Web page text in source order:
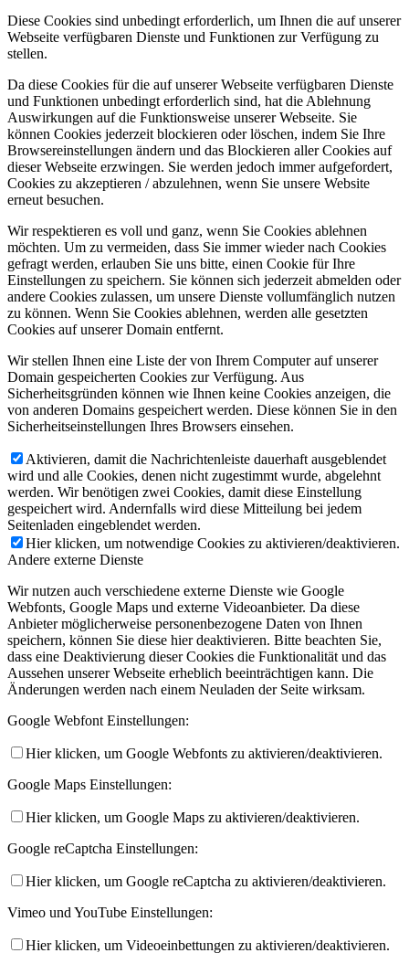
Diese Cookies sind unbedingt erforderlich, um Ihnen die auf unserer
Webseite verfügbaren Dienste und Funktionen zur Verfügung zu
stellen.
Da diese Cookies für die auf unserer Webseite verfügbaren Dienste
und Funktionen unbedingt erforderlich sind, hat die Ablehnung
Auswirkungen auf die Funktionsweise unserer Webseite. Sie
können Cookies jederzeit blockieren oder löschen, indem Sie Ihre
Browsereinstellungen ändern und das Blockieren aller Cookies auf
dieser Webseite erzwingen. Sie werden jedoch immer aufgefordert,
Cookies zu akzeptieren / abzulehnen, wenn Sie unsere Website
erneut besuchen.
Wir respektieren es voll und ganz, wenn Sie Cookies ablehnen
möchten. Um zu vermeiden, dass Sie immer wieder nach Cookies
gefragt werden, erlauben Sie uns bitte, einen Cookie für Ihre
Einstellungen zu speichern. Sie können sich jederzeit abmelden oder
andere Cookies zulassen, um unsere Dienste vollumfänglich nutzen
zu können. Wenn Sie Cookies ablehnen, werden alle gesetzten
Cookies auf unserer Domain entfernt.
Wir stellen Ihnen eine Liste der von Ihrem Computer auf unserer
Domain gespeicherten Cookies zur Verfügung. Aus
Sicherheitsgründen können wie Ihnen keine Cookies anzeigen, die
von anderen Domains gespeichert werden. Diese können Sie in den
Sicherheitseinstellungen Ihres Browsers einsehen.
Aktivieren, damit die Nachrichtenleiste dauerhaft ausgeblendet
wird und alle Cookies, denen nicht zugestimmt wurde, abgelehnt
werden. Wir benötigen zwei Cookies, damit diese Einstellung
gespeichert wird. Andernfalls wird diese Mitteilung bei jedem
Seitenladen eingeblendet werden.
Hier klicken, um notwendige Cookies zu aktivieren/deaktivieren.
Andere externe Dienste
Wir nutzen auch verschiedene externe Dienste wie Google
Webfonts, Google Maps und externe Videoanbieter. Da diese
Anbieter möglicherweise personenbezogene Daten von Ihnen
speichern, können Sie diese hier deaktivieren. Bitte beachten Sie,
dass eine Deaktivierung dieser Cookies die Funktionalität und das
Aussehen unserer Webseite erheblich beeinträchtigen kann. Die
Änderungen werden nach einem Neuladen der Seite wirksam.
Google Webfont Einstellungen:
Hier klicken, um Google Webfonts zu aktivieren/deaktivieren.
Google Maps Einstellungen:
Hier klicken, um Google Maps zu aktivieren/deaktivieren.
Google reCaptcha Einstellungen:
Hier klicken, um Google reCaptcha zu aktivieren/deaktivieren.
Vimeo und YouTube Einstellungen:
Hier klicken, um Videoeinbettungen zu aktivieren/deaktivieren.